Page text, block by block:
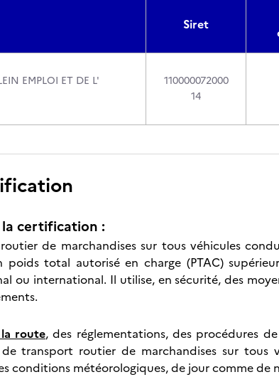
Siret
EMPLOI ET DE L'
110000072000
14
certification :
de marchandises sur tous véhicules
poids total autorisé en charge (PTAC)
ou international. Il utilise, en sécurité, des
route, des réglementations, des procédures
transport routier de marchandises sur
conditions météorologiques, de jour comme de